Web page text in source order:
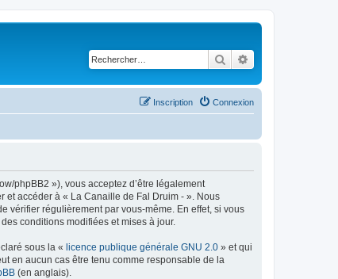
Rechercher
Connexion
Inscription
phpBB2 »), vous acceptez d’être légalement
et accéder à « La Canaille de Fal Druim - ». Nous
vérifier régulièrement par vous-même. En effet, si vous
conditions modifiées et mises à jour.
sous la « licence publique générale GNU 2.0 » et qui
en aucun cas être tenu comme responsable de la
(en anglais).